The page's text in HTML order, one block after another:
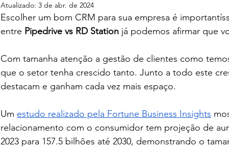
Atualizado: 3 de abr. de 2024
Escolher um bom CRM para sua empresa é
entre Pipedrive vs RD Station já podemos afirmar que
Com tamanha atenção a gestão de clientes como
que o setor tenha crescido tanto. Junto a todo este
destacam e ganham cada vez mais espaço.
Um estudo realizado pela Fortune Business Insights
relacionamento com o consumidor tem projeção de
2023 para 157.5 bilhões até 2030, demonstrando o